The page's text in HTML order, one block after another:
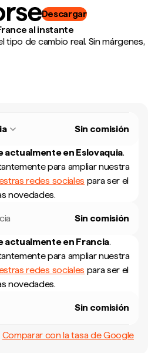
Descargar
al instante
tipo de cambio real. Sin márgenes,
Sin comisión
actualmente en Eslovaquia.
para ampliar nuestra
redes sociales para ser el
novedades.
Sin comisión
actualmente en Francia.
para ampliar nuestra
redes sociales para ser el
novedades.
Sin comisión
Comparar con la tasa de Google